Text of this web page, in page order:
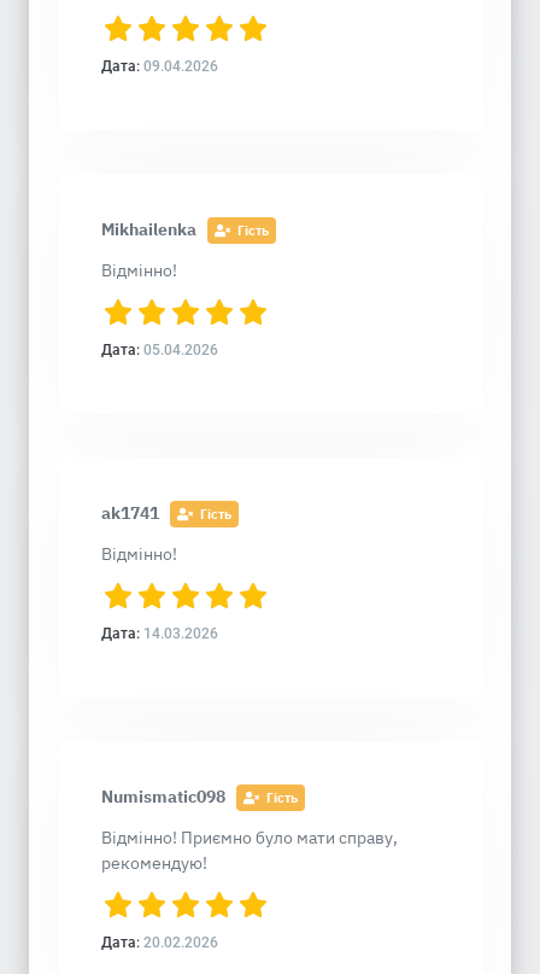
Дата: 09.04.2026
Mikhailenka Гість
Відмінно!
Дата: 05.04.2026
ak1741 Гість
Відмінно!
Дата: 14.03.2026
Numismatic098 Гість
Відмінно! Приємно було мати справу,
рекомендую!
Дата: 20.02.2026